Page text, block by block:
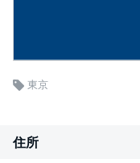
東京
住所